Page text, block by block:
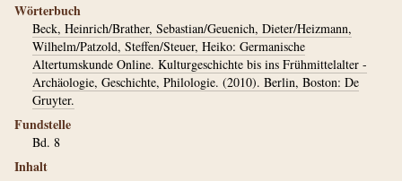
Wörterbuch
Beck, Heinrich/Brather, Sebastian/Geuenich, Dieter/Heizmann,
Wilhelm/Patzold, Steffen/Steuer, Heiko: Germanische
Altertumskunde Online. Kulturgeschichte bis ins Frühmittelalter -
Archäologie, Geschichte, Philologie. (2010). Berlin, Boston: De
Gruyter.
Fundstelle
Bd. 8
Inhalt